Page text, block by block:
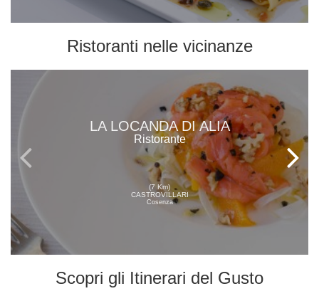
Ristoranti nelle vicinanze
LA LOCANDA DI ALIA
Ristorante
(7 Km)
CASTROVILLARI
Cosenza
Scopri gli Itinerari del Gusto